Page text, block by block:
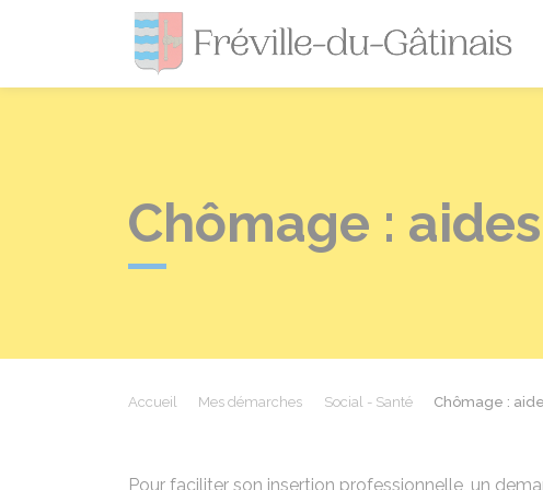
Chômage :
Accueil Mes démarches Social - Santé Chômage :
Pour faciliter son insertion professionnelle, un